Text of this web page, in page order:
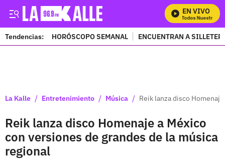
EN VIVO
Mira Todos Nuestros
Tendencias: HORÓSCOPO SEMANAL ENCUENTRAN A
La Kalle / Entretenimiento / Música / Reik lanza disco
Reik lanza disco Homenaje a México
con versiones de grandes de la música
regional